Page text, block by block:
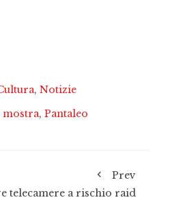
, Notizie
mostra, Pantaleo
Prev
telecamere a rischio raid